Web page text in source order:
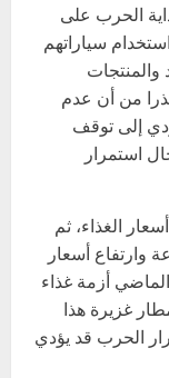
الحرب على
كثيرون استخدام سياراتهم
والمنتجات
من أن عدم
إلى توقف
استمرار
الغذاء، ثم
وارتفاع أسعار
أزمة غذاء
غزيرة هذا
الحرب قد يؤدي